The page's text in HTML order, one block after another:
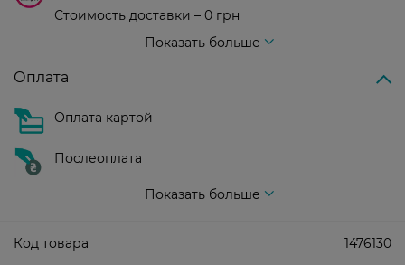
Стоимость доставки – 0 грн
Показать больше
Оплата
Оплата картой
Послеоплата
Показать больше
Код товара 1476130